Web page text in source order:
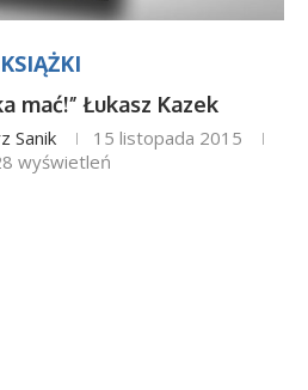
KSIĄŻKI
mać!” Łukasz Kazek
Sanik
15 listopada 2015
wyświetleń